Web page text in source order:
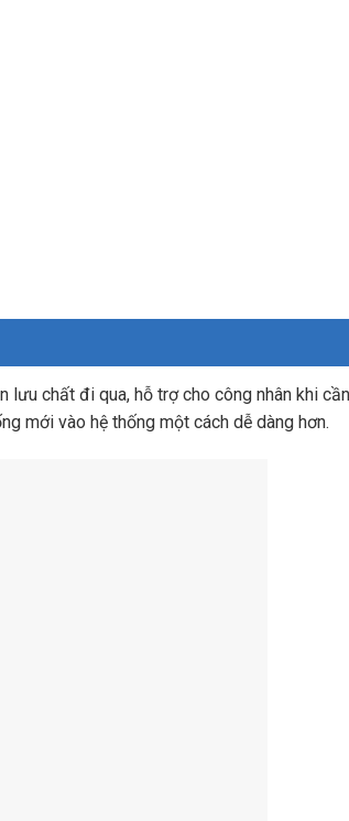
lưu chất đi qua, hỗ trợ cho công nhân khi
mới vào hệ thống một cách dễ dàng hơn.